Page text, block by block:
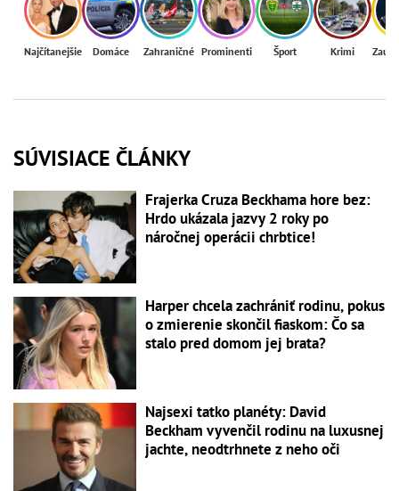
Najčítanejšie Domáce Zahraničné Prominenti Šport Krimi
SÚVISIACE ČLÁNKY
Frajerka Cruza Beckhama hore bez:
Hrdo ukázala jazvy 2 roky po
náročnej operácii chrbtice!
Harper chcela zachrániť rodinu, pokus
o zmierenie skončil fiaskom: Čo sa
stalo pred domom jej brata?
Najsexi tatko planéty: David
Beckham vyvenčil rodinu na luxusnej
jachte, neodtrhnete z neho oči